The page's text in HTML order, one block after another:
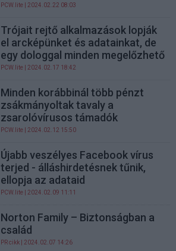
PCW.lite | 2024.02.22 08:03
Trójait rejtő alkalmazások lopják
el arcképünket és adatainkat, de
egy dologgal minden megelőzhető
PCW.lite | 2024.02.17 18:42
Minden korábbinál több pénzt
zsákmányoltak tavaly a
zsarolóvírusos támadók
PCW.lite | 2024.02.12 15:50
Újabb veszélyes Facebook vírus
terjed - álláshirdetésnek tűnik,
ellopja az adataid
PCW.lite | 2024.02.09 11:11
Norton Family – Biztonságban a
család
PR cikk | 2024.02.07 14:26